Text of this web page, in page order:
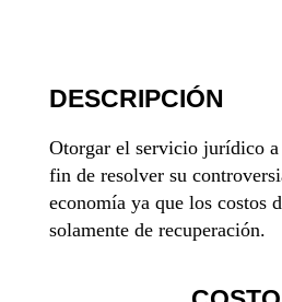
DESCRIPCIÓN
Otorgar el servicio jurídico
fin de resolver su
economía ya que los costos
solamente de recuperación.